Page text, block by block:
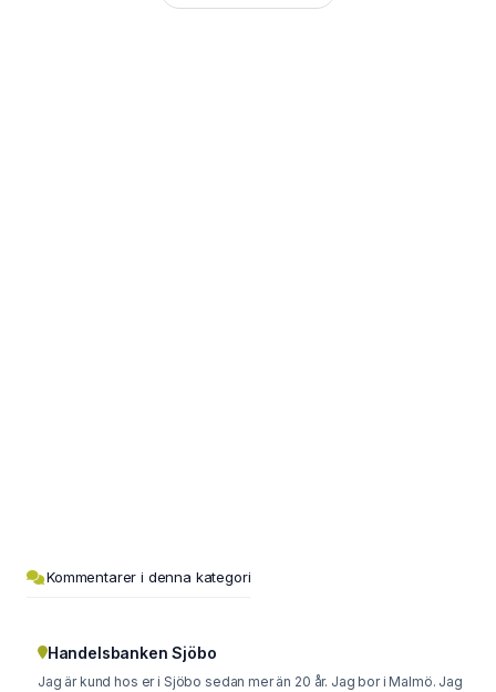
Kommentarer i denna kategori
Handelsbanken Sjöbo
Jag är kund hos er i Sjöbo sedan mer än 20 år. Jag bor i Malmö. Jag